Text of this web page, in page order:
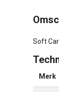
Soft
Merk